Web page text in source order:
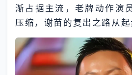
渐占据主流，老牌动作演
压缩，谢苗的复出之路从起